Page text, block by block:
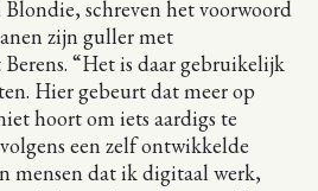
schreven het voorwoord
zijn guller met
“Het is daar gebruikelijk
Hier gebeurt dat meer op
hoort om iets aardigs te
een zelf ontwikkelde
mensen dat ik digitaal werk,